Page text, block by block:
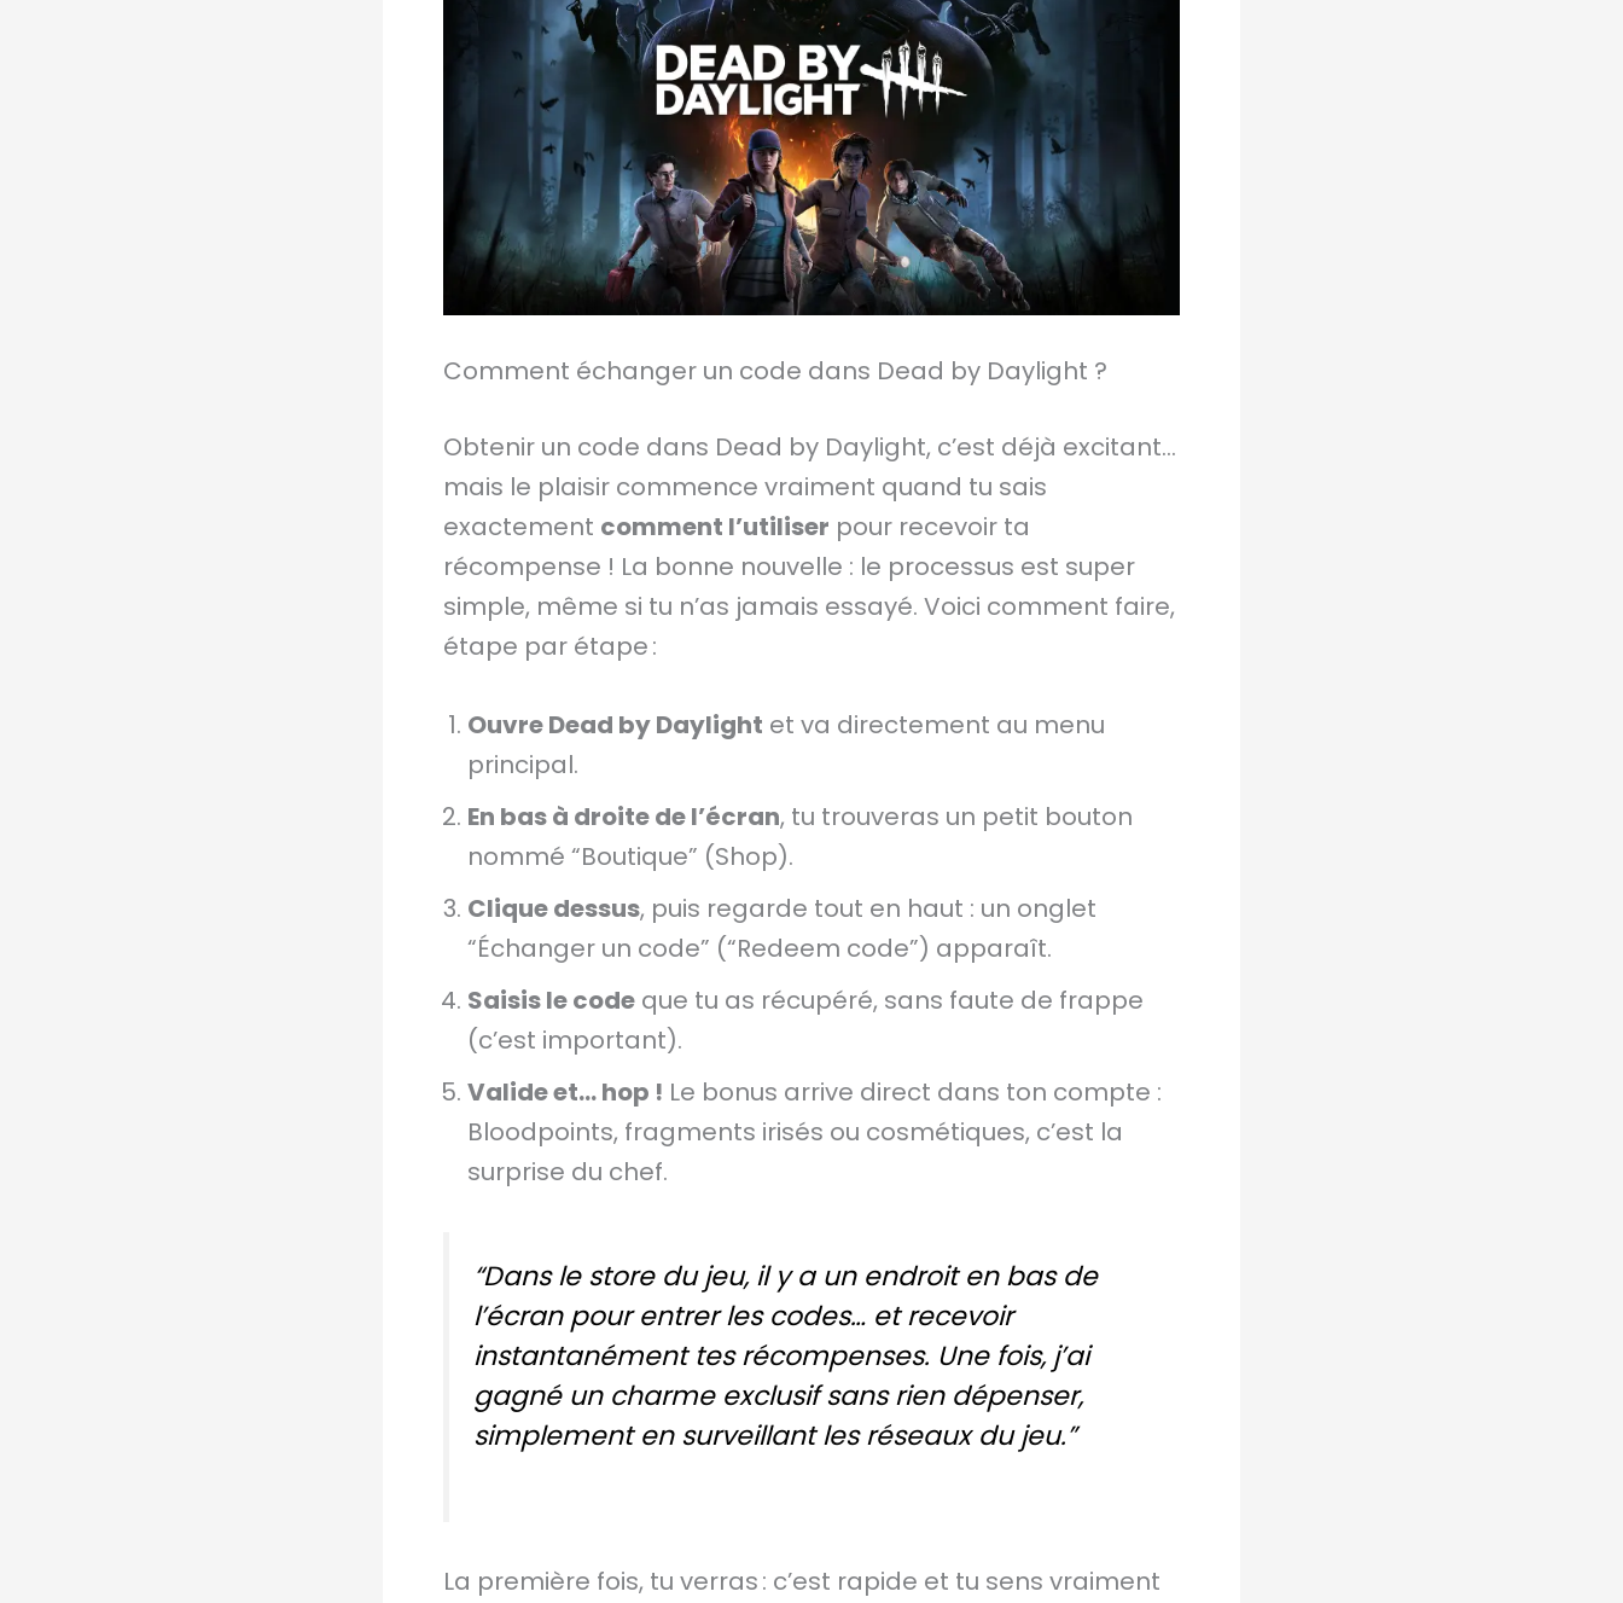
Comment échanger un code dans Dead by Daylight ?
Obtenir un code dans Dead by Daylight, c’est déjà excitant…
mais le plaisir commence vraiment quand tu sais
exactement comment l’utiliser pour recevoir ta
récompense ! La bonne nouvelle : le processus est super
simple, même si tu n’as jamais essayé. Voici comment faire,
étape par étape :
Ouvre Dead by Daylight et va directement au menu
principal.
En bas à droite de l’écran, tu trouveras un petit bouton
nommé “Boutique” (Shop).
Clique dessus, puis regarde tout en haut : un onglet
“Échanger un code” (“Redeem code”) apparaît.
Saisis le code que tu as récupéré, sans faute de frappe
(c’est important).
Valide et… hop ! Le bonus arrive direct dans ton compte :
Bloodpoints, fragments irisés ou cosmétiques, c’est la
surprise du chef.
“Dans le store du jeu, il y a un endroit en bas de
l’écran pour entrer les codes… et recevoir
instantanément tes récompenses. Une fois, j’ai
gagné un charme exclusif sans rien dépenser,
simplement en surveillant les réseaux du jeu.”
La première fois, tu verras : c’est rapide et tu sens vraiment